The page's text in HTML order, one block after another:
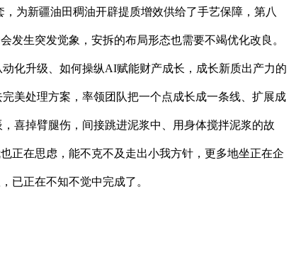
为新疆油田稠油开辟提质增效供给了手艺保障，第八
生突发觉象，安拆的布局形态也需要不竭优化改良。
化升级、如何操纵AI赋能财产成长，成长新质出产力的
美处理方案，率领团队把一个点成长成一条线、扩展成
喜掉臂腿伤，间接跳进泥浆中、用身体搅拌泥浆的故
正在思虑，能不克不及走出小我方针，更多地坐正在企
已正在不知不觉中完成了。